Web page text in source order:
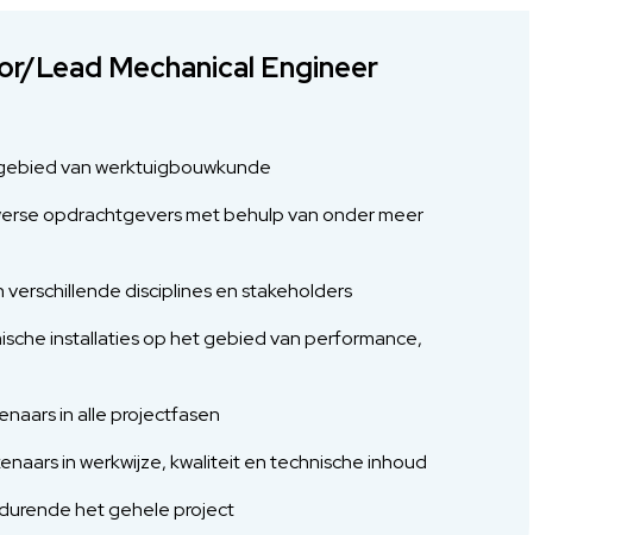
Lead Mechanical Engineer
van werktuigbouwkunde
opdrachtgevers met behulp van onder meer
disciplines en stakeholders
installaties op het gebied van performance,
in alle projectfasen
in werkwijze, kwaliteit en technische inhoud
het gehele project